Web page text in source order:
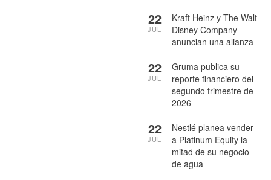
Kraft Heinz y The Walt
Disney Company
anuncian una alianza
22
JUL
Gruma publica su
reporte financiero del
segundo trimestre de
2026
22
JUL
Nestlé planea vender
a Platinum Equity la
mitad de su negocio
de agua
22
JUL